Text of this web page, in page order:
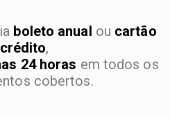
boleto anual ou cartão
,
24 horas em todos os
cobertos.